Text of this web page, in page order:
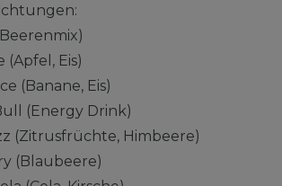
(Apfel, Eis)
(Banane, Eis)
(Energy Drink)
(Zitrusfrüchte, Himbeere)
(Blaubeere)